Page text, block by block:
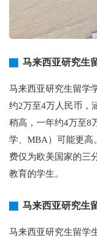
马来西亚研究生
马来西亚研究生留学
约2万至4万人民币，
稍高，一年约4万至8
学、MBA）可能更高
费仅为欧美国家的三
教育的学生。
马来西亚研究生
马来西亚研究生留学